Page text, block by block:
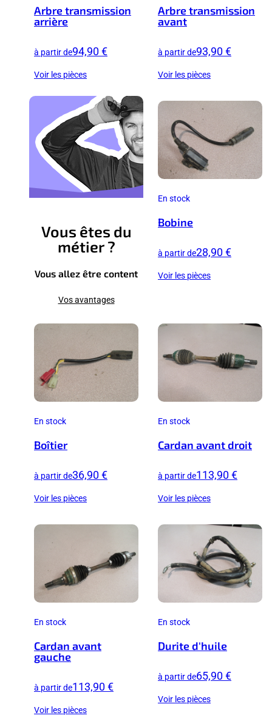
Arbre transmission
arrière
à partir de94,90 €
Voir les pièces
Arbre transmission
avant
à partir de93,90 €
Voir les pièces
Vous êtes du
métier ?
Vous allez être content
Vos avantages
En stock
Bobine
à partir de28,90 €
Voir les pièces
En stock
Boîtier
à partir de36,90 €
Voir les pièces
En stock
Cardan avant droit
à partir de113,90 €
Voir les pièces
En stock
Cardan avant
gauche
à partir de113,90 €
Voir les pièces
En stock
Durite d'huile
à partir de65,90 €
Voir les pièces